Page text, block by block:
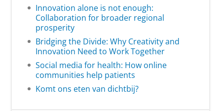
Innovation alone is not enough:
Collaboration for broader regional
prosperity
Bridging the Divide: Why Creativity and
Innovation Need to Work Together
Social media for health: How online
communities help patients
Komt ons eten van dichtbij?